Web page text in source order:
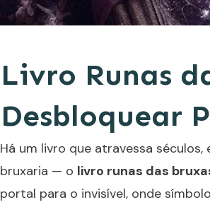
Livro Runas
Desbloquear
Há um livro que atravessa
bruxaria — o livro runas das
portal para o invisível, onde